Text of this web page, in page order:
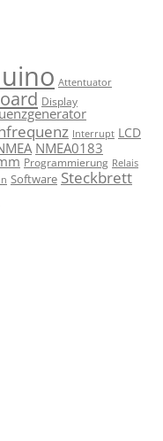
Attentuator
Display
Interrupt LCD
NMEA0183
Programmierung Relais
Software Steckbrett